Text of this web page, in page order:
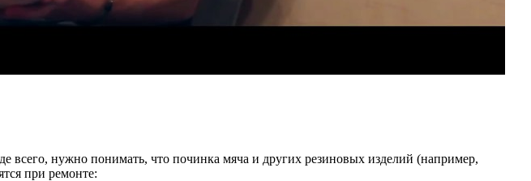
всего, нужно понимать, что починка мяча и других резиновых изделий (например,
при ремонте: